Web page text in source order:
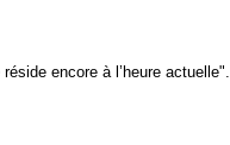
encore à l’heure actuelle".